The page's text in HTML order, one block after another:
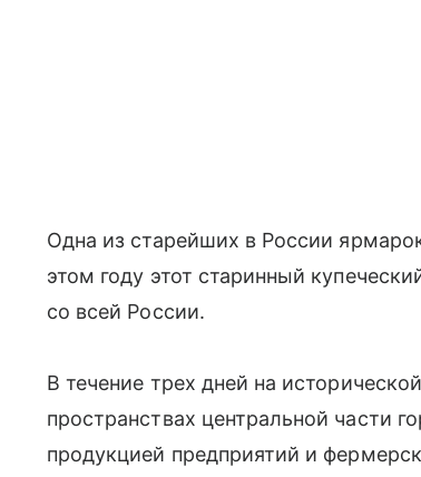
Одна из старейших в России
этом году этот старинный
со всей России.
В течение трех дней на
пространствах центральной части
продукцией предприятий и